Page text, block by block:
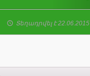
Տեղադրվել է 22.06.2015